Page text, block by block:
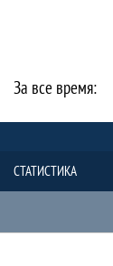
За все время:
СТАТИСТИКА